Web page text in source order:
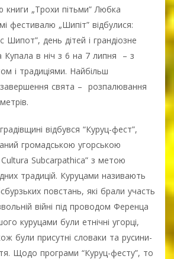
„Трохи пітьми” Любка
фестивалю „Шипіт” відбулися:
Шипот”, день дітей і грандіозне
Купала в ніч з 6 на 7 липня – з
і традиціями. Найбільш
свята – розпалювання
відбувся “Куруц-фест”,
громадською угорською
Cultura Subcarpathica” з метою
традицій. Куруцами називають
повстань, які брали участь
війні під проводом Ференца
куруцами були етнічні угорці,
були присутні словаки та русини-
Щодо програми “Куруц-фесту”, то